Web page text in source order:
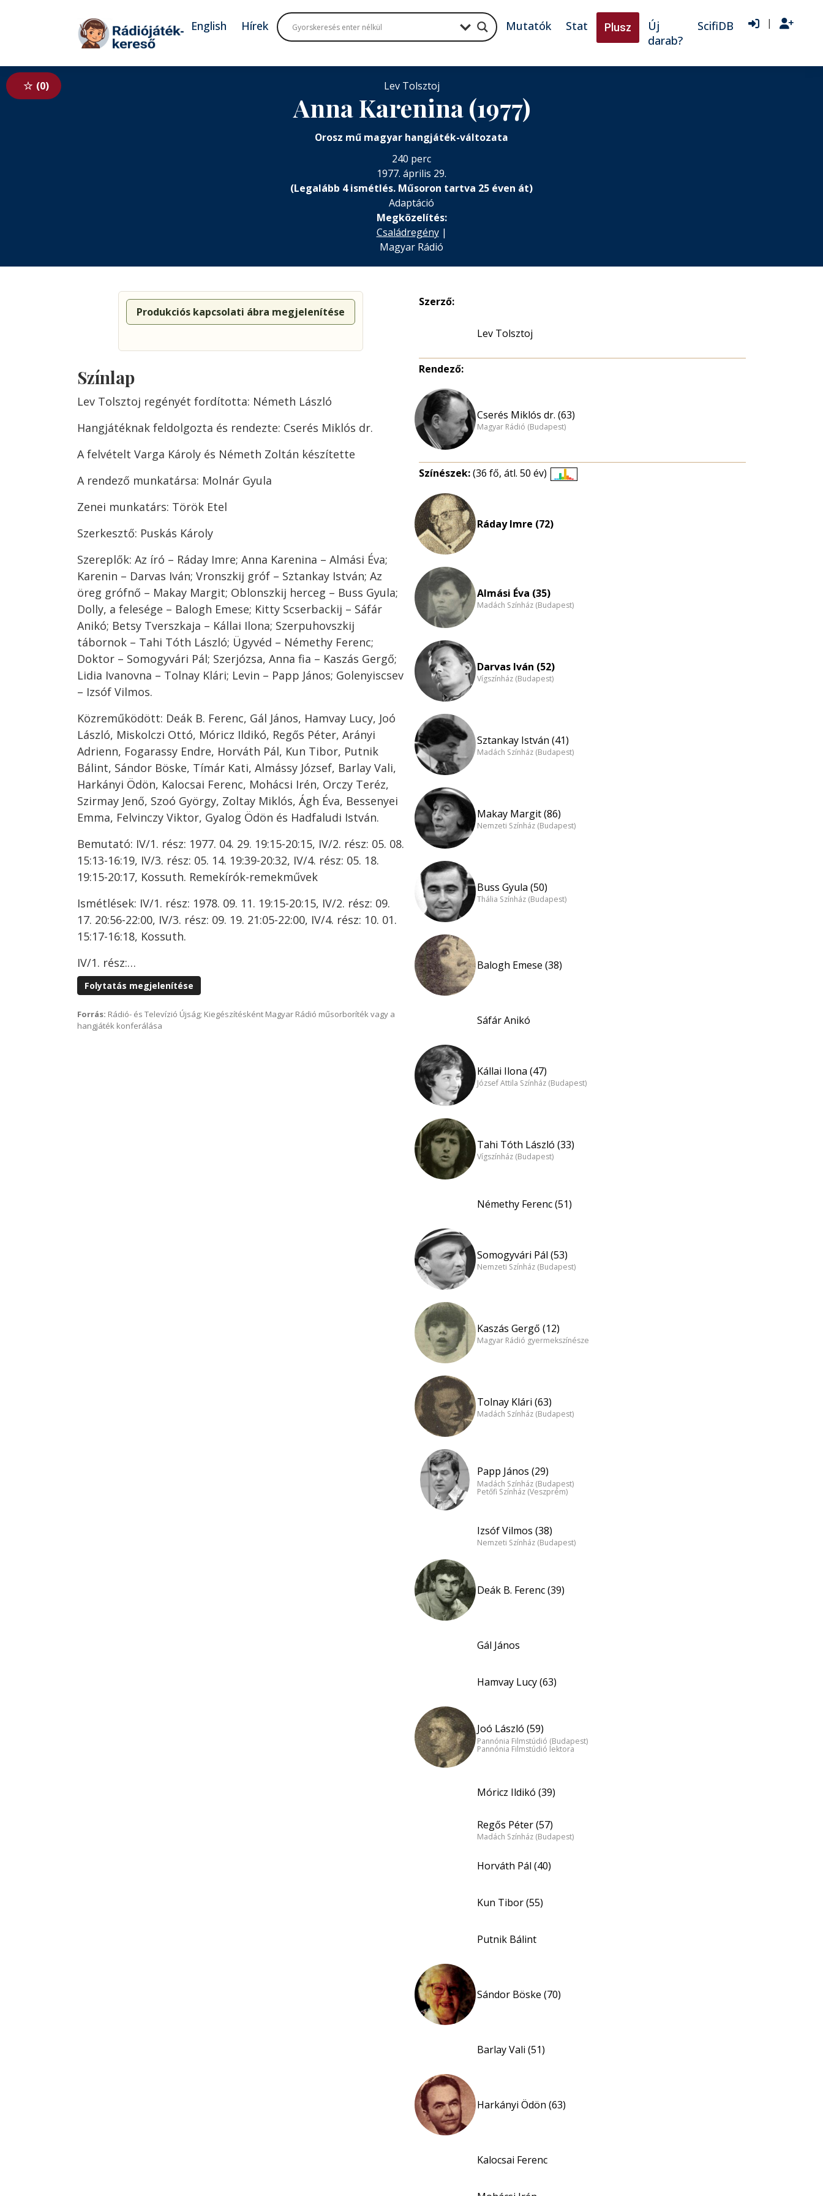
Tovább a tartalomhoz
English Hírek Mutatók Stat Plusz
Új
darab?
ScifiDB |
0 Lev Tolsztoj
Anna Karenina (1977)
Orosz mű magyar hangjáték-változata
240 perc
1977. április 29.
(Legalább 4 ismétlés. Műsoron tartva 25 éven át)
Adaptáció
Megközelítés:
Családregény|
Magyar Rádió
Produkciós kapcsolati ábra megjelenítése
Színlap
Lev Tolsztoj regényét fordította: Németh László
Hangjátéknak feldolgozta és rendezte: Cserés Miklós dr.
A felvételt Varga Károly és Németh Zoltán készítette
A rendező munkatársa: Molnár Gyula
Zenei munkatárs: Török Etel
Szerkesztő: Puskás Károly
Szereplők: Az író – Ráday Imre; Anna Karenina – Almási Éva;
Karenin – Darvas Iván; Vronszkij gróf – Sztankay István; Az
öreg grófnő – Makay Margit; Oblonszkij herceg – Buss Gyula;
Dolly, a felesége – Balogh Emese; Kitty Scserbackij – Sáfár
Anikó; Betsy Tverszkaja – Kállai Ilona; Szerpuhovszkij
tábornok – Tahi Tóth László; Ügyvéd – Némethy Ferenc;
Doktor – Somogyvári Pál; Szerjózsa, Anna fia – Kaszás Gergő;
Lidia Ivanovna – Tolnay Klári; Levin – Papp János; Golenyiscsev
– Izsóf Vilmos.
Közreműködött: Deák B. Ferenc, Gál János, Hamvay Lucy, Joó
László, Miskolczi Ottó, Móricz Ildikó, Regős Péter, Arányi
Adrienn, Fogarassy Endre, Horváth Pál, Kun Tibor, Putnik
Bálint, Sándor Böske, Tímár Kati, Almássy József, Barlay Vali,
Harkányi Ödön, Kalocsai Ferenc, Mohácsi Irén, Orczy Teréz,
Szirmay Jenő, Szoó György, Zoltay Miklós, Ágh Éva, Bessenyei
Emma, Felvinczy Viktor, Gyalog Ödön és Hadfaludi István.
Bemutató: IV/1. rész: 1977. 04. 29. 19:15-20:15, IV/2. rész: 05. 08.
15:13-16:19, IV/3. rész: 05. 14. 19:39-20:32, IV/4. rész: 05. 18.
19:15-20:17, Kossuth. Remekírók-remekművek
Ismétlések: IV/1. rész: 1978. 09. 11. 19:15-20:15, IV/2. rész: 09.
17. 20:56-22:00, IV/3. rész: 09. 19. 21:05-22:00, IV/4. rész: 10. 01.
15:17-16:18, Kossuth.
IV/1. rész:…
Folytatás megjelenítése
Forrás: Rádió- és Televízió Újság; Kiegészítésként Magyar Rádió műsorboríték vagy a
hangjáték konferálása
Szerző:
Lev Tolsztoj
Rendező:
Cserés Miklós dr. (63)
Magyar Rádió (Budapest)
Színészek:(36 fő, átl. 50 év)
Ráday Imre (72)
Almási Éva (35)
Madách Színház (Budapest)
Darvas Iván (52)
Vígszínház (Budapest)
Sztankay István (41)
Madách Színház (Budapest)
Makay Margit (86)
Nemzeti Színház (Budapest)
Buss Gyula (50)
Thália Színház (Budapest)
Balogh Emese (38)
Sáfár Anikó
Kállai Ilona (47)
József Attila Színház (Budapest)
Tahi Tóth László (33)
Vígszínház (Budapest)
Némethy Ferenc (51)
Somogyvári Pál (53)
Nemzeti Színház (Budapest)
Kaszás Gergő (12)
Magyar Rádió gyermekszínésze
Tolnay Klári (63)
Madách Színház (Budapest)
Papp János (29)
Madách Színház (Budapest)
Petőfi Színház (Veszprém)
Izsóf Vilmos (38)
Nemzeti Színház (Budapest)
Deák B. Ferenc (39)
Gál János
Hamvay Lucy (63)
Joó László (59)
Pannónia Filmstúdió (Budapest)
Pannónia Filmstúdió lektora
Móricz Ildikó (39)
Regős Péter (57)
Madách Színház (Budapest)
Horváth Pál (40)
Kun Tibor (55)
Putnik Bálint
Sándor Böske (70)
Barlay Vali (51)
Harkányi Ödön (63)
Kalocsai Ferenc